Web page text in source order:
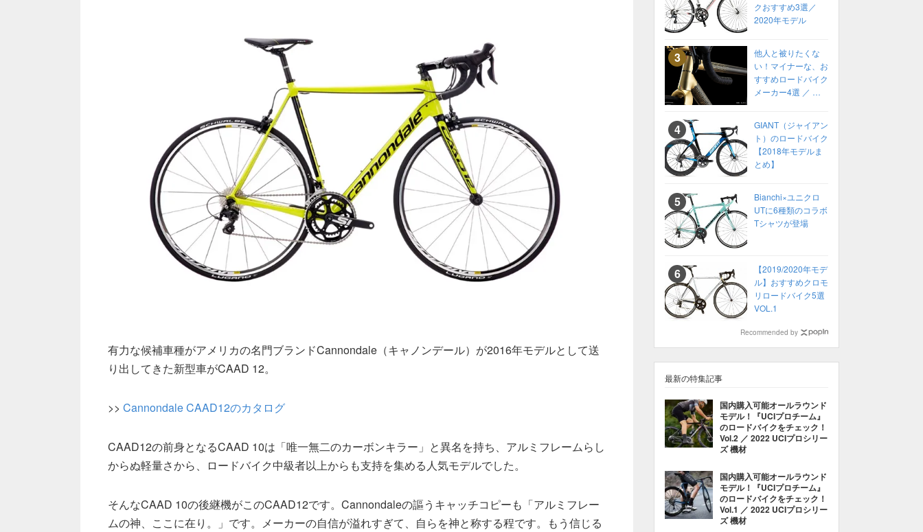
有力な候補車種がアメリカの名門ブランドCannondale（キャノンデール）が2016年モデルとして送
り出してきた新型車がCAAD 12。
>> Cannondale CAAD12のカタログ
CAAD12の前身となるCAAD 10は「唯一無二のカーボンキラー」と異名を持ち、アルミフレームらし
からぬ軽量さから、ロードバイク中級者以上からも支持を集める人気モデルでした。
そんなCAAD 10の後継機がこのCAAD12です。Cannondaleの謳うキャッチコピーも「アルミフレー
ムの神、ここに在り。」です。メーカーの自信が溢れすぎて、自らを神と称する程です。もう信じる
クおすすめ3選／
2020年モデル
他人と被りたくな
い！マイナーな、お
すすめロードバイク
メーカー4選 ／ 高
ーダーも！
GIANT（ジャイアン
ト）のロードバイク
【2018年モデルま
とめ】
Bianchi×ユニクロ
UTに6種類のコラボ
Tシャツが登場
【2019/2020年モデ
ル】おすすめクロモ
リロードバイク5選
VOL.1
Recommended by
最新の特集記事
国内購入可能オールラウンド
モデル！『UCIプロチーム』
のロードバイクをチェック！
Vol.2 ／ 2022 UCIプロシリー
ズ 機材
国内購入可能オールラウンド
モデル！『UCIプロチーム』
のロードバイクをチェック！
Vol.1 ／ 2022 UCIプロシリー
ズ 機材